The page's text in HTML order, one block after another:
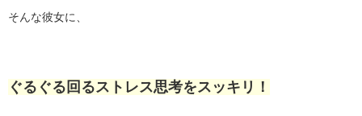
そんな彼女に、
ぐるぐる回るストレス思考をスッキリ！